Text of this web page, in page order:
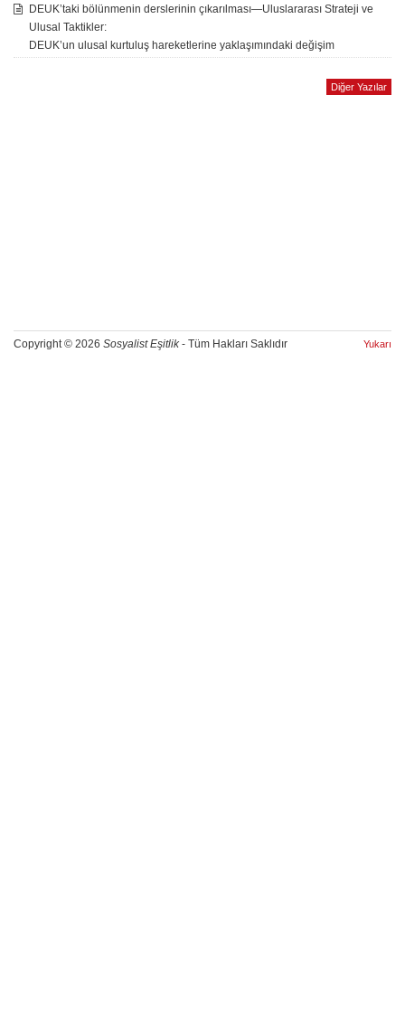
DEUK’taki bölünmenin derslerinin çıkarılması—Uluslararası Strateji ve
Ulusal Taktikler:
DEUK’un ulusal kurtuluş hareketlerine yaklaşımındaki değişim
Diğer Yazılar
Copyright © 2026 Sosyalist Eşitlik- Tüm Hakları Saklıdır Yukarı